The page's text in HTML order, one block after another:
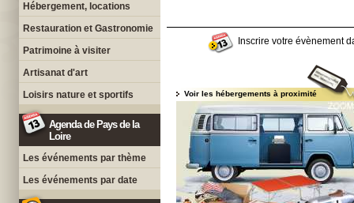
Hébergement, locations
Restauration et Gastronomie
Patrimoine à visiter
Artisanat d'art
Loisirs nature et sportifs
Agenda de Pays de la
Loire
Les événements par thème
Les événements par date
Inscrire votre évènement
Voir les hébergements à proximité